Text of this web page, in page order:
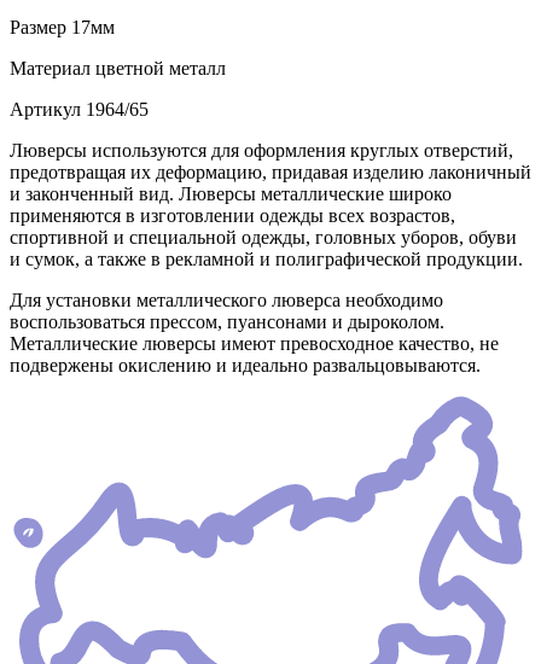
Размер 17мм
Материал цветной металл
Артикул 1964/65
Люверсы используются для оформления круглых отверстий,
предотвращая их деформацию, придавая изделию лаконичный
и законченный вид. Люверсы металлические широко
применяются в изготовлении одежды всех возрастов,
спортивной и специальной одежды, головных уборов, обуви
и сумок, а также в рекламной и полиграфической продукции.
Для установки металлического люверса необходимо
воспользоваться прессом, пуансонами и дыроколом.
Металлические люверсы имеют превосходное качество, не
подвержены окислению и идеально развальцовываются.